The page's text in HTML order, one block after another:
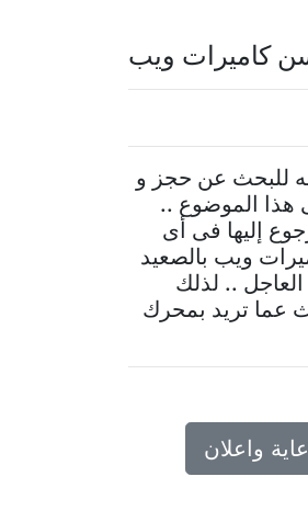
كاميرات ويب
للبحث عن حجز و
هذا الموضوع ..
إليها فى أى
ويب بالصعيد
.. لذلك
عما تريد بمحرك
واعلان